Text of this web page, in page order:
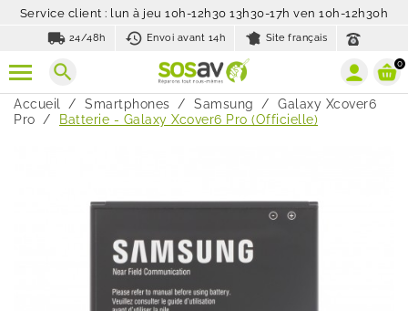
Service client : lun à jeu 10h-12h30 13h30-17h ven 10h-12h30h
local_shipping 24/48h history_toggle_off
Envoi avant 14h Site français
search 0
Accueil Smartphones Samsung
Galaxy Xcover6
Pro
Batterie - Galaxy Xcover6 Pro (Officielle)